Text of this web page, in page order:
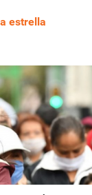
estrella